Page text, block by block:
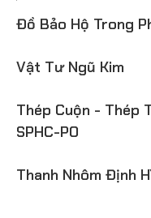
Đồ Bảo Hộ Trong
Vật Tư Ngũ Kim
Thép Cuộn - Thép
SPHC-PO
Thanh Nhôm Định